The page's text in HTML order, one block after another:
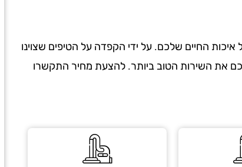
החיים שלכם. על ידי הקפדה על הטיפים שצוינו
את השירות הטוב ביותר. להצעת מחיר התקשרו